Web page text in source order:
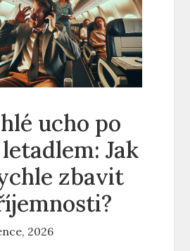
ucho po
Jak
zbavit
2026